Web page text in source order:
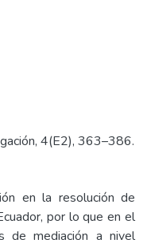
4(E2), 363–386.
en la resolución de
por lo que en el
de mediación a nivel